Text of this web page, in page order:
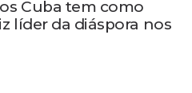
Cuba tem como
líder da diáspora nos